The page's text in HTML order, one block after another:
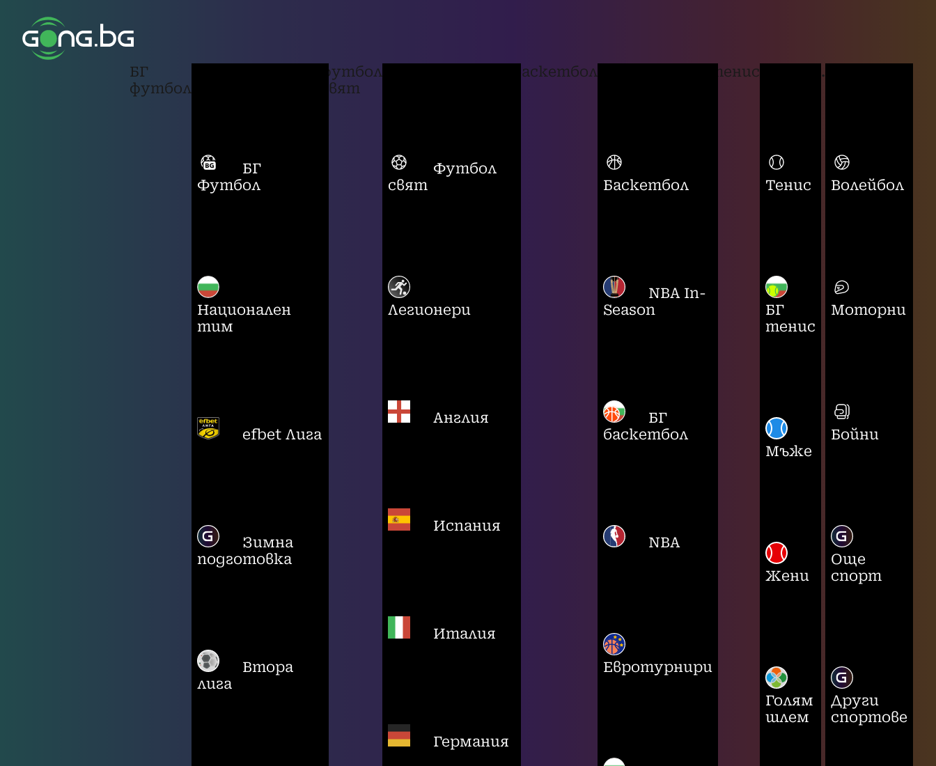
БГ
футбол
БГ
Футбол
Национален
тим
efbet Лига
Зимна
подготовка
Втора
лига
футбол
свят
Футбол
свят
Легионери
Англия
Испания
Италия
Германия
баскетбол
Баскетбол
NBA In-
Season
БГ
баскетбол
NBA
Евротурнири
тенис
Тенис
БГ
тенис
Мъже
Жени
Голям
шлем
...
Волейбол
Моторни
Бойни
Още
спорт
Други
спортове